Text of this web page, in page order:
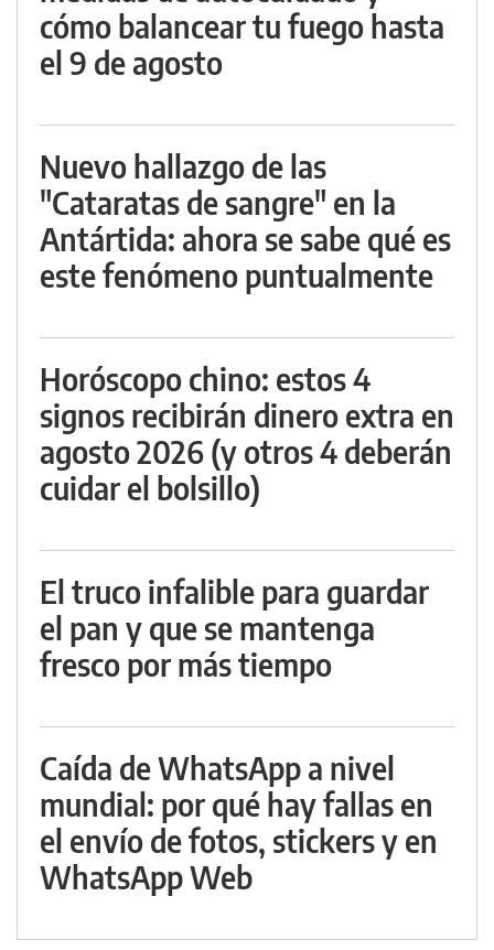
cómo balancear tu fuego hasta
el 9 de agosto
Nuevo hallazgo de las
"Cataratas de sangre" en la
Antártida: ahora se sabe qué es
este fenómeno puntualmente
Horóscopo chino: estos 4
signos recibirán dinero extra en
agosto 2026 (y otros 4 deberán
cuidar el bolsillo)
El truco infalible para guardar
el pan y que se mantenga
fresco por más tiempo
Caída de WhatsApp a nivel
mundial: por qué hay fallas en
el envío de fotos, stickers y en
WhatsApp Web